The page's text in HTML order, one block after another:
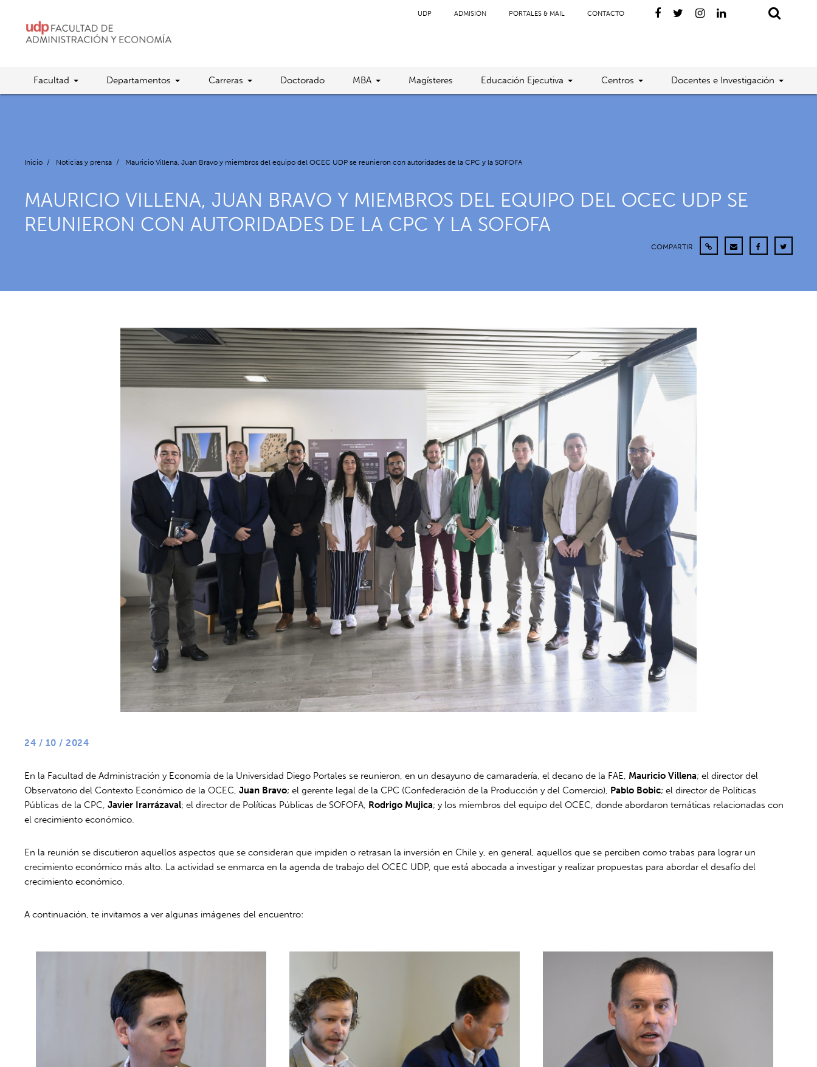
UDP ADMISIÓN PORTALES & MAIL CONTACTO
Facultad Departamentos Carreras Doctorado MBA Magísteres Educación Ejecutiva Centros Docentes e Investigación
Inicio / Noticias y prensa / Mauricio Villena, Juan Bravo y miembros del equipo del OCEC UDP se reunieron con autoridades de la CPC y la SOFOFA
MAURICIO VILLENA, JUAN BRAVO Y MIEMBROS DEL EQUIPO DEL OCEC UDP SE
REUNIERON CON AUTORIDADES DE LA CPC Y LA SOFOFA
COMPARTIR
24 / 10 / 2024
En la Facultad de Administración y Economía de la Universidad Diego Portales se reunieron, en un desayuno de camaradería, el decano de la FAE, Mauricio Villena; el director del
Observatorio del Contexto Económico de la OCEC,Juan Bravo; el gerente legal de la CPC (Confederación de la Producción y del Comercio), Pablo Bobic; el director de Políticas
Públicas de la CPC,Javier Irarrázaval; el director de Políticas Públicas de SOFOFA, Rodrigo Mujica; y los miembros del equipo del OCEC, donde abordaron temáticas relacionadas con
el crecimiento económico.
En la reunión se discutieron aquellos aspectos que se consideran que impiden o retrasan la inversión en Chile y, en general, aquellos que se perciben como trabas para lograr un
crecimiento económico más alto. La actividad se enmarca en la agenda de trabajo del OCEC UDP, que está abocada a investigar y realizar propuestas para abordar el desafío del
crecimiento económico.
A continuación, te invitamos a ver algunas imágenes del encuentro: